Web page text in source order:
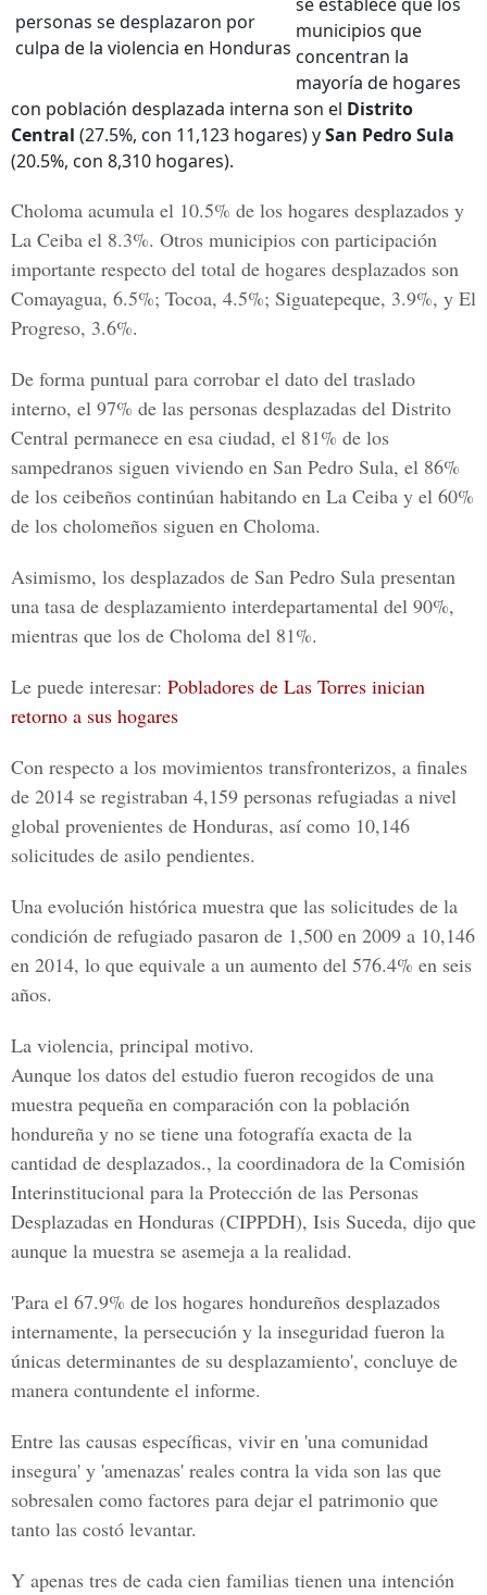
personas se desplazaron por
culpa de la violencia en Honduras
municipios que
concentran la
mayoría de hogares
con población desplazada interna son el Distrito
Central (27.5%, con 11,123 hogares) ySan Pedro Sula
(20.5%, con 8,310 hogares).
Choloma acumula el 10.5% de los hogares desplazados y
La Ceiba el 8.3%. Otros municipios con participación
importante respecto del total de hogares desplazados son
Comayagua, 6.5%; Tocoa, 4.5%; Siguatepeque, 3.9%, y El
Progreso, 3.6%.
De forma puntual para corrobar el dato del traslado
interno, el 97% de las personas desplazadas del Distrito
Central permanece en esa ciudad, el 81% de los
sampedranos siguen viviendo en San Pedro Sula, el 86%
de los ceibeños continúan habitando en La Ceiba y el 60%
de los cholomeños siguen en Choloma.
Asimismo, los desplazados de San Pedro Sula presentan
una tasa de desplazamiento interdepartamental del 90%,
mientras que los de Choloma del 81%.
Le puede interesar: Pobladores de Las Torres inician
retorno a sus hogares
Con respecto a los movimientos transfronterizos, a finales
de 2014 se registraban 4,159 personas refugiadas a nivel
global provenientes de Honduras, así como 10,146
solicitudes de asilo pendientes.
Una evolución histórica muestra que las solicitudes de la
condición de refugiado pasaron de 1,500 en 2009 a 10,146
en 2014, lo que equivale a un aumento del 576.4% en seis
años.
La violencia, principal motivo.
Aunque los datos del estudio fueron recogidos de una
muestra pequeña en comparación con la población
hondureña y no se tiene una fotografía exacta de la
cantidad de desplazados., la coordinadora de la Comisión
Interinstitucional para la Protección de las Personas
Desplazadas en Honduras (CIPPDH), Isis Suceda, dijo que
aunque la muestra se asemeja a la realidad.
'Para el 67.9% de los hogares hondureños desplazados
internamente, la persecución y la inseguridad fueron la
únicas determinantes de su desplazamiento', concluye de
manera contundente el informe.
Entre las causas específicas, vivir en 'una comunidad
insegura' y 'amenazas' reales contra la vida son las que
sobresalen como factores para dejar el patrimonio que
tanto las costó levantar.
Y apenas tres de cada cien familias tienen una intención